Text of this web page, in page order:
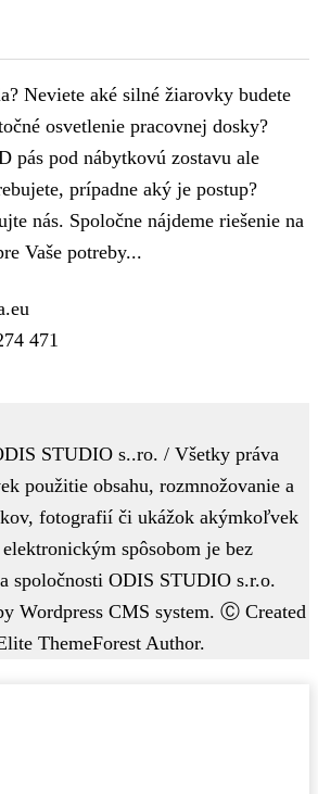
Neviete aké silné žiarovky budete
osvetlenie pracovnej dosky?
pás pod nábytkovú zostavu ale
prípadne aký je postup?
nás. Spoločne nájdeme riešenie na
Vaše potreby...
471
STUDIO s..ro. / Všetky práva
použitie obsahu, rozmnožovanie a
fotografií či ukážok akýmkoľvek
spôsobom je bez
spoločnosti ODIS STUDIO s.r.o.
Wordpress CMS system. Ⓒ Created
ThemeForest Author.